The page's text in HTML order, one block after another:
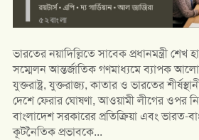
ভারতের নয়াদিল্লিতে সাবেক প্রধানমন্ত্রী শেখ
সম্মেলন আন্তর্জাতিক গণমাধ্যমে ব্যাপক
যুক্তরাষ্ট্র, যুক্তরাজ্য, কাতার ও ভারতের
দেশে ফেরার ঘোষণা, আওয়ামী লীগের ওপর
বাংলাদেশ সরকারের প্রতিক্রিয়া এবং ভারত-
কূটনৈতিক প্রভাবকে...